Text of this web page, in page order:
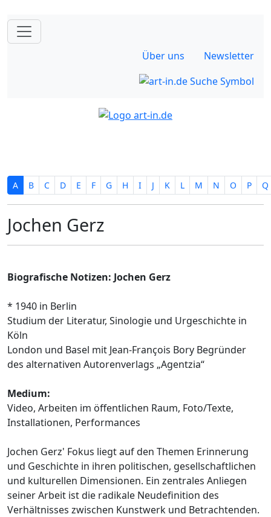
Über uns Newsletter
A B C D E F G H I J K L M N O P Q
Jochen Gerz
Biografische Notizen: Jochen Gerz
* 1940 in Berlin
Studium der Literatur, Sinologie und Urgeschichte in
Köln
London und Basel mit Jean-François Bory Begründer
des alternativen Autorenverlags „Agentzia“
Medium:
Video, Arbeiten im öffentlichen Raum, Foto/Texte,
Installationen, Performances
Jochen Gerz' Fokus liegt auf den Themen Erinnerung
und Geschichte in ihren politischen, gesellschaftlichen
und kulturellen Dimensionen. Ein zentrales Anliegen
seiner Arbeit ist die radikale Neudefinition des
Verhältnisses zwischen Kunstwerk und Betrachtenden.